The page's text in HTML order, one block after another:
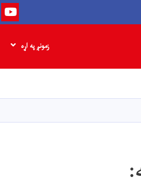
زمونږ په اړه